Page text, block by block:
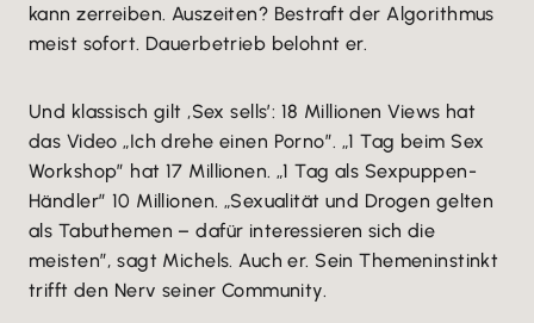
kann zerreiben. Auszeiten? Bestraft der Algorithmus
meist sofort. Dauerbetrieb belohnt er.
Und klassisch gilt ,Sex sells’: 18 Millionen Views hat
das Video „Ich drehe einen Porno”. „1 Tag beim Sex
Workshop” hat 17 Millionen. „1 Tag als Sexpuppen-
Händler” 10 Millionen. „Sexualität und Drogen gelten
als Tabuthemen – dafür interessieren sich die
meisten”, sagt Michels. Auch er. Sein Themeninstinkt
trifft den Nerv seiner Community.